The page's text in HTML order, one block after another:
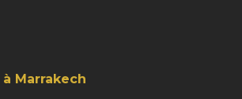
Marrakech